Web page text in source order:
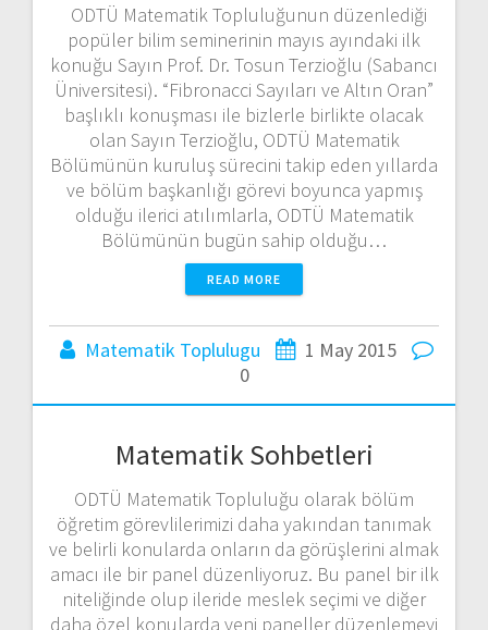
ODTÜ Matematik Topluluğunun düzenlediği
popüler bilim seminerinin mayıs ayındaki ilk
konuğu Sayın Prof. Dr. Tosun Terzioğlu (Sabancı
Üniversitesi). “Fibronacci Sayıları ve Altın Oran”
başlıklı konuşması ile bizlerle birlikte olacak
olan Sayın Terzioğlu, ODTÜ Matematik
Bölümünün kuruluş sürecini takip eden yıllarda
ve bölüm başkanlığı görevi boyunca yapmış
olduğu ilerici atılımlarla, ODTÜ Matematik
Bölümünün bugün sahip olduğu…
READ MORE
Matematik Toplulugu
1 May 2015
0
Matematik Sohbetleri
ODTÜ Matematik Topluluğu olarak bölüm
öğretim görevlilerimizi daha yakından tanımak
ve belirli konularda onların da görüşlerini almak
amacı ile bir panel düzenliyoruz. Bu panel bir ilk
niteliğinde olup ileride meslek seçimi ve diğer
daha özel konularda yeni paneller düzenlemeyi